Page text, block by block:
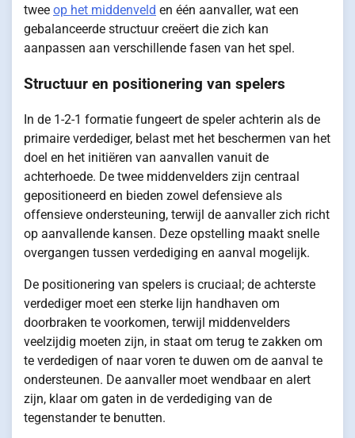
twee op het middenveld en één aanvaller, wat een
gebalanceerde structuur creëert die zich kan
aanpassen aan verschillende fasen van het spel.
Structuur en positionering van spelers
In de 1-2-1 formatie fungeert de speler achterin als de
primaire verdediger, belast met het beschermen van het
doel en het initiëren van aanvallen vanuit de
achterhoede. De twee middenvelders zijn centraal
gepositioneerd en bieden zowel defensieve als
offensieve ondersteuning, terwijl de aanvaller zich richt
op aanvallende kansen. Deze opstelling maakt snelle
overgangen tussen verdediging en aanval mogelijk.
De positionering van spelers is cruciaal; de achterste
verdediger moet een sterke lijn handhaven om
doorbraken te voorkomen, terwijl middenvelders
veelzijdig moeten zijn, in staat om terug te zakken om
te verdedigen of naar voren te duwen om de aanval te
ondersteunen. De aanvaller moet wendbaar en alert
zijn, klaar om gaten in de verdediging van de
tegenstander te benutten.